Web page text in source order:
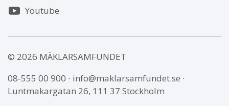
Youtube
© 2026 MÄKLARSAMFUNDET
08-555 00 900 ∙ info@maklarsamfundet.se ∙
Luntmakargatan 26, 111 37 Stockholm